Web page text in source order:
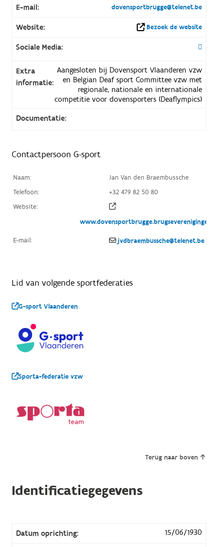
E-mail: dovensportbrugge@telenet.be
Website: Bezoek de website
Sociale Media:
Extra
informatie:
Aangesloten bij Dovensport Vlaanderen vzw
en Belgian Deaf sport Committee vzw met
regionale, nationale en internationale
competitie voor dovensporters (Deaflympics)
Documentatie:
Contactpersoon G-sport
Naam:
Jan Van den Braembussche
Telefoon:
+32 479 82 50 80
Website:
E-mail: jvdbraembussche@telenet.be
Lid van volgende sportfederaties
G-sport Vlaanderen
Sporta-federatie vzw
Terug naar boven
Identificatiegegevens
Datum oprichting: 15/06/1930